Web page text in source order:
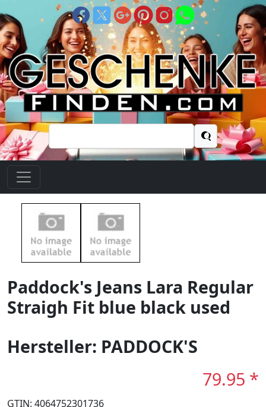
Suchen
nach:
Paddock's Jeans Lara Regular
Straigh Fit blue black used
Hersteller: PADDOCK'S
79.95 *
GTIN: 4064752301736